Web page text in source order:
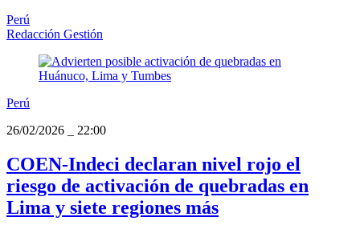
Perú
Redacción Gestión
Perú
26/02/2026
22:00
COEN-Indeci declaran nivel rojo el
riesgo de activación de quebradas en
Lima y siete regiones más